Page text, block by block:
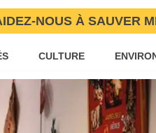
NOUS À SAUVER
CULTURE